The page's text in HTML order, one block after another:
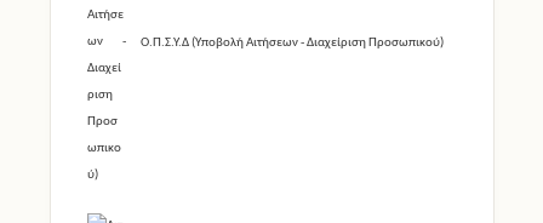
Ο.Π.Σ.Υ.Δ (Υποβολή Αιτήσεων - Διαχείριση Προσωπικού)